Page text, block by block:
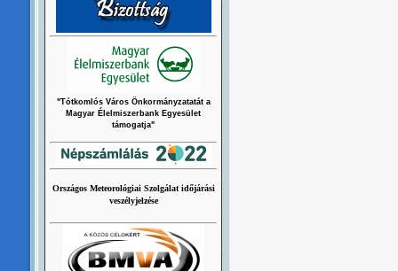
"Tótkomlós Város Önkormányzatatát a
Magyar Élelmiszerbank Egyesület
támogatja"
Országos Meteorológiai Szolgálat időjárási
veszélyjelzése